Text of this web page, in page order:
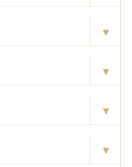
▾
▾
▾
▾